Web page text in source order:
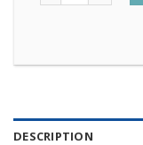
DESCRIPTION